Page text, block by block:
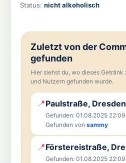
Status: nicht alkoholisch
Zuletzt von der
gefunden
Hier siehst du, wo dieses
und Nutzern gefunden wurde.
📍Paulstraße, Dresden
Gefunden: 01.08.2025 22:09
Gefunden von sammy
📍Förstereistraße,
Gefunden: 01.08.2025 22:09